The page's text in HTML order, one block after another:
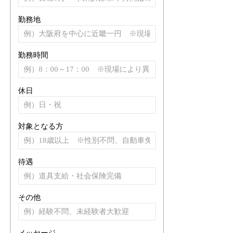
勤務地
勤務時間
休日
対象となる方
待遇
その他